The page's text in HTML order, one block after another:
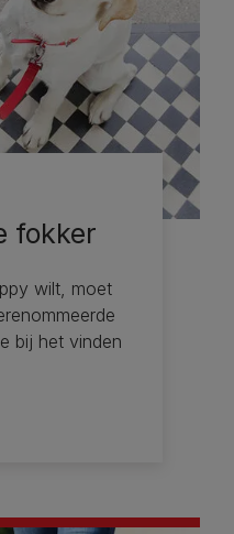
fokker
wilt, moet
bij het vinden